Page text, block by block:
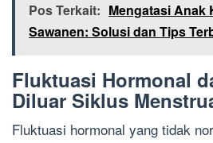
Pos Terkait: Mengatasi Anak
Sawanen: Solusi dan Tips
Fluktuasi Hormonal
Diluar Siklus
Fluktuasi hormonal yang tidak